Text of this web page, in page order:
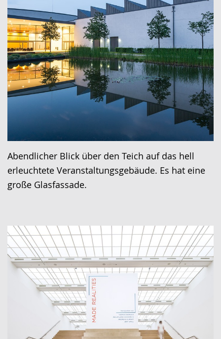
Abendlicher Blick über den Teich auf das hell
erleuchtete Veranstaltungsgebäude. Es hat eine
große Glasfassade.